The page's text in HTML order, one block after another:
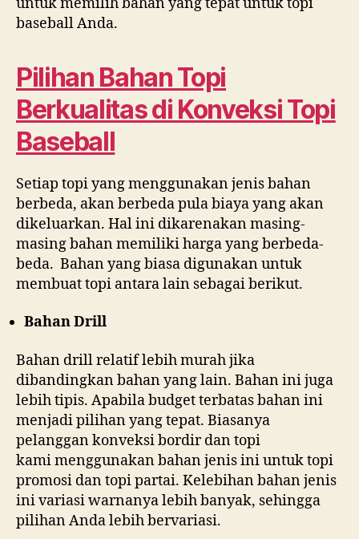
baseball Anda.
Pilihan Bahan Topi
Berkualitas di Konveksi Topi
Baseball
Setiap topi yang menggunakan jenis bahan
berbeda, akan berbeda pula biaya yang akan
dikeluarkan. Hal ini dikarenakan masing-
masing bahan memiliki harga yang berbeda-
beda. Bahan yang biasa digunakan untuk
membuat topi antara lain sebagai berikut.
Bahan Drill
Bahan drill relatif lebih murah jika
dibandingkan bahan yang lain. Bahan ini juga
lebih tipis. Apabila budget terbatas bahan ini
menjadi pilihan yang tepat. Biasanya
pelanggan konveksi bordir dan topi
kami menggunakan bahan jenis ini untuk topi
promosi dan topi partai. Kelebihan bahan jenis
ini variasi warnanya lebih banyak, sehingga
pilihan Anda lebih bervariasi.